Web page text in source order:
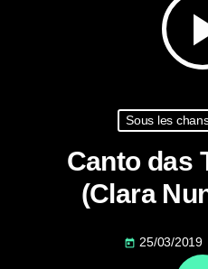
Sous les
Canto das
(Clara
today 25/03/2019